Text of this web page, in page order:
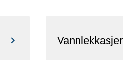
Vannlekkasjer